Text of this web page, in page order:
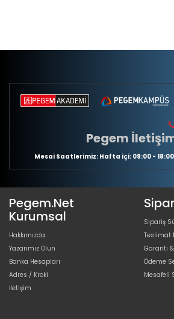
Pegem
Mesai Saatlerimiz: Hafta içi: 09:00 - 18:00
Pegem.Net
Kurumsal
Hakkımızda
Yazarımız Olun
Banka Hesapları
Adres / Kroki
İletişim
Sipariş
Teslimat
Garanti
Ödeme
Mesafeli